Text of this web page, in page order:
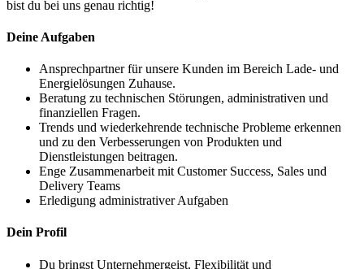
bist du bei uns genau richtig!
Deine Aufgaben
Ansprechpartner für unsere Kunden im Bereich Lade- und
Energielösungen Zuhause.
Beratung zu technischen Störungen, administrativen und
finanziellen Fragen.
Trends und wiederkehrende technische Probleme erkennen
und zu den Verbesserungen von Produkten und
Dienstleistungen beitragen.
Enge Zusammenarbeit mit Customer Success, Sales und
Delivery Teams
Erledigung administrativer Aufgaben
Dein Profil
Du bringst Unternehmergeist, Flexibilität und